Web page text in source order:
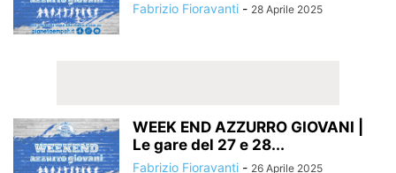
Fabrizio Fioravanti - 28 Aprile 2025
WEEK END AZZURRO GIOVANI |
Le gare del 27 e 28...
Fabrizio Fioravanti - 26 Aprile 2025